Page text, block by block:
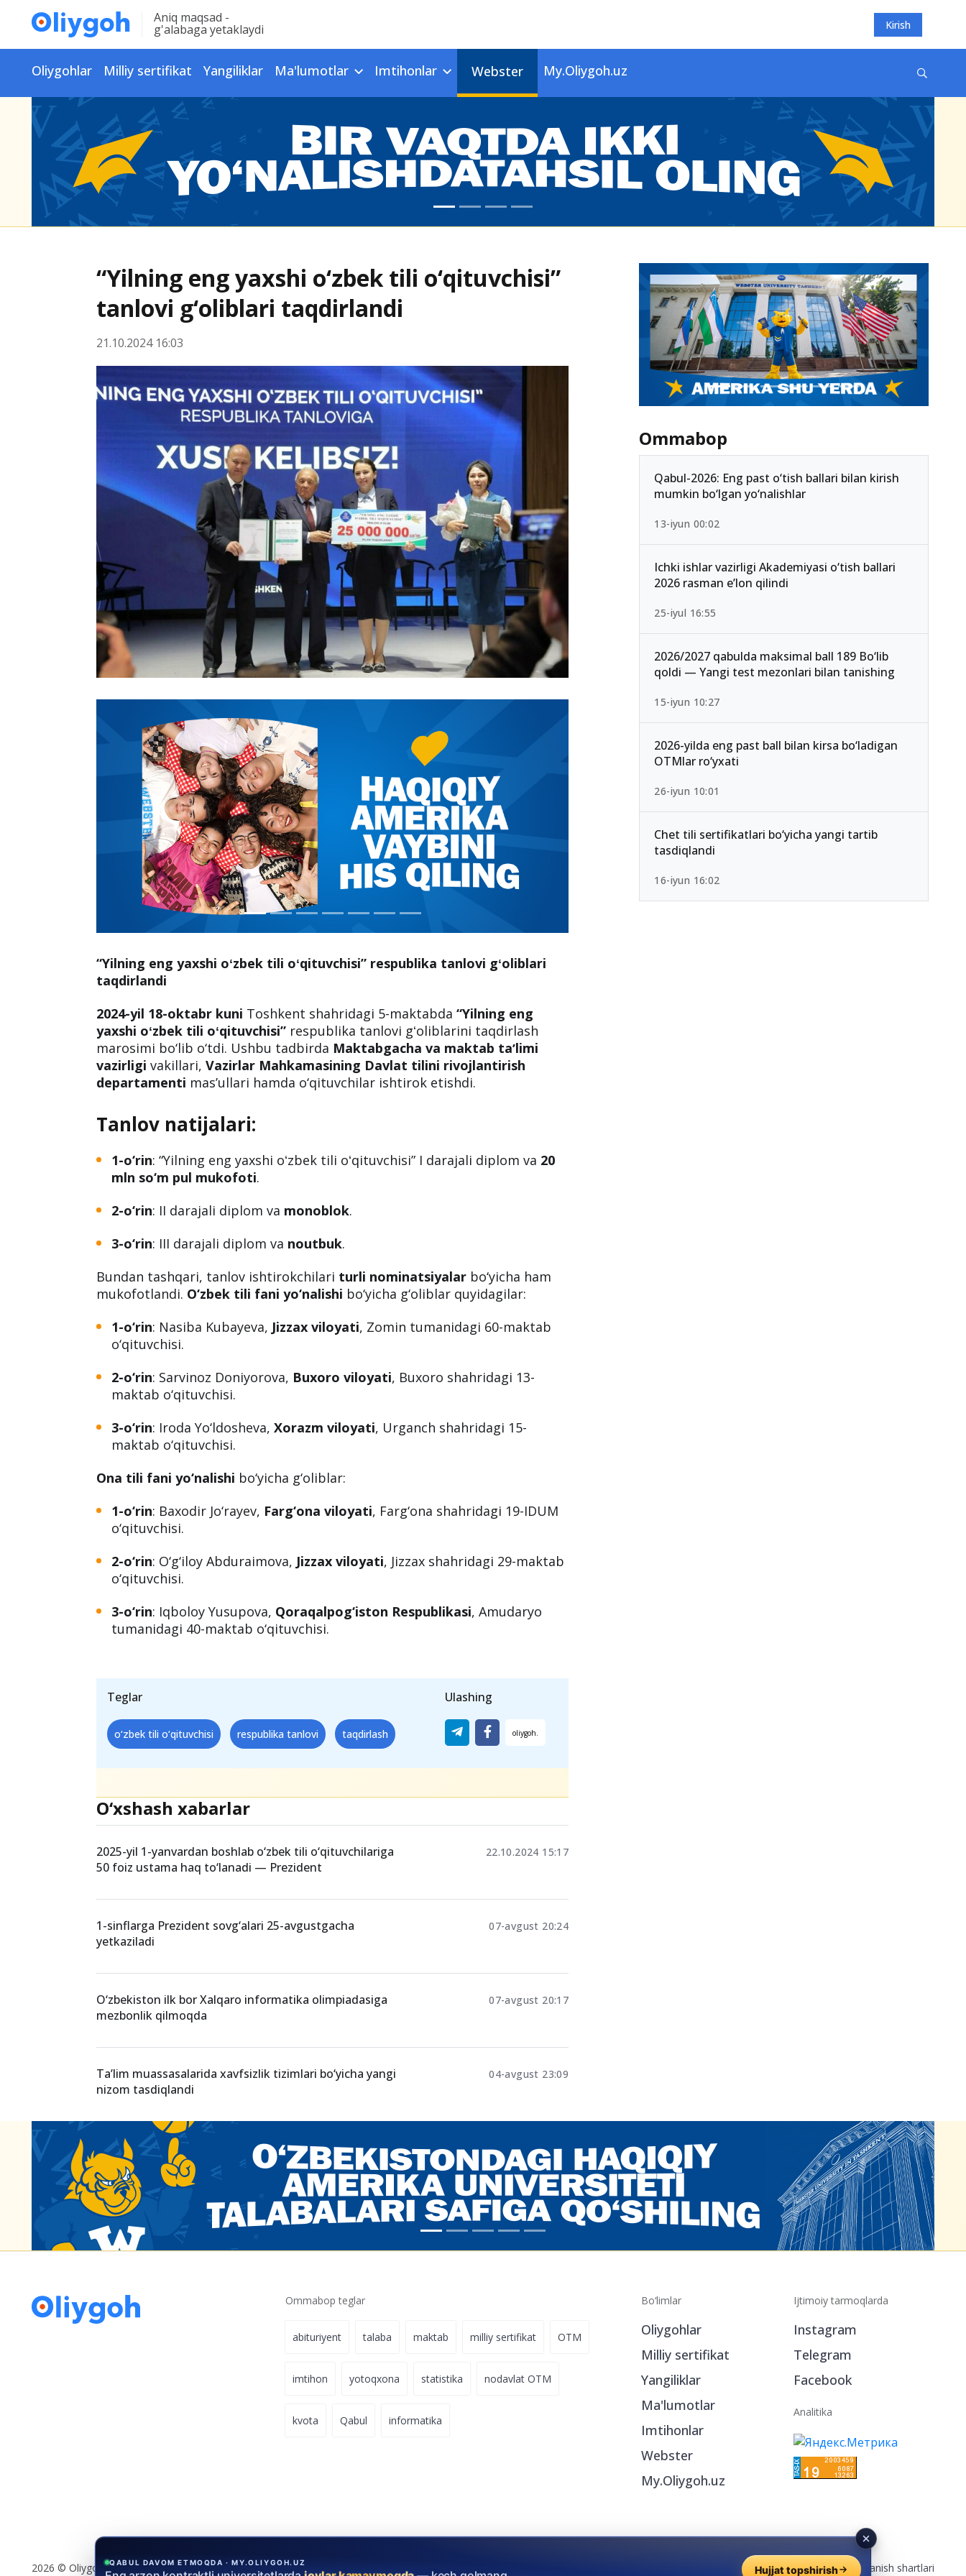
Aniq maqsad -
g'alabaga yetaklaydi Kirish
Oliygohlar Milliy sertifikat Yangiliklar Ma'lumotlar Imtihonlar Webster My.Oliygoh.uz
“Yilning eng yaxshi o‘zbek tili o‘qituvchisi”
tanlovi g‘oliblari taqdirlandi
21.10.2024 16:03
“Yilning eng yaxshi oʻzbek tili oʻqituvchisi” respublika tanlovi gʻoliblari
taqdirlandi
2024-yil 18-oktabr kuni Toshkent shahridagi 5-maktabda“Yilning eng
yaxshi oʻzbek tili oʻqituvchisi” respublika tanlovi gʻoliblarini taqdirlash
marosimi bo‘lib o‘tdi. Ushbu tadbirda Maktabgacha va maktab taʼlimi
vazirligi vakillari,Vazirlar Mahkamasining Davlat tilini rivojlantirish
departamenti masʼullari hamda o‘qituvchilar ishtirok etishdi.
Tanlov natijalari:
1-o‘rin: “Yilning eng yaxshi oʻzbek tili oʻqituvchisi” I darajali diplom va 20
mln so‘m pul mukofoti.
2-o‘rin: II darajali diplom va monoblok.
3-o‘rin: III darajali diplom va noutbuk.
Bundan tashqari, tanlov ishtirokchilari turli nominatsiyalar bo‘yicha ham
mukofotlandi. O‘zbek tili fani yo‘nalishi bo‘yicha g‘oliblar quyidagilar:
1-o‘rin: Nasiba Kubayeva, Jizzax viloyati, Zomin tumanidagi 60-maktab
o‘qituvchisi.
2-o‘rin: Sarvinoz Doniyorova, Buxoro viloyati, Buxoro shahridagi 13-
maktab o‘qituvchisi.
3-o‘rin: Iroda Yo‘ldosheva,Xorazm viloyati, Urganch shahridagi 15-
maktab o‘qituvchisi.
Ona tili fani yo‘nalishi bo‘yicha g‘oliblar:
1-o‘rin: Baxodir Jo‘rayev, Farg‘ona viloyati, Farg‘ona shahridagi 19-IDUM
o‘qituvchisi.
2-o‘rin: O‘g‘iloy Abduraimova, Jizzax viloyati, Jizzax shahridagi 29-maktab
o‘qituvchisi.
3-o‘rin: Iqboloy Yusupova, Qoraqalpog‘iston Respublikasi, Amudaryo
tumanidagi 40-maktab o‘qituvchisi.
Teglar
o‘zbek tili o‘qituvchisi respublika tanlovi taqdirlash
Ulashing
O‘xshash xabarlar
2025-yil 1-yanvardan boshlab o‘zbek tili o‘qituvchilariga
50 foiz ustama haq to‘lanadi — Prezident
22.10.2024 15:17
1-sinflarga Prezident sovg‘alari 25-avgustgacha
yetkaziladi
07-avgust 20:24
O‘zbekiston ilk bor Xalqaro informatika olimpiadasiga
mezbonlik qilmoqda
07-avgust 20:17
Ta’lim muassasalarida xavfsizlik tizimlari bo‘yicha yangi
nizom tasdiqlandi
04-avgust 23:09
Ommabop
Qabul-2026: Eng past o‘tish ballari bilan kirish
mumkin bo‘lgan yo‘nalishlar
13-iyun 00:02
Ichki ishlar vazirligi Akademiyasi o‘tish ballari
2026 rasman e’lon qilindi
25-iyul 16:55
2026/2027 qabulda maksimal ball 189 Bo‘lib
qoldi — Yangi test mezonlari bilan tanishing
15-iyun 10:27
2026-yilda eng past ball bilan kirsa bo‘ladigan
OTMlar ro‘yxati
26-iyun 10:01
Chet tili sertifikatlari bo‘yicha yangi tartib
tasdiqlandi
16-iyun 16:02
Ommabop teglar
abituriyent talaba maktab milliy sertifikat OTM
imtihon yotoqxona statistika nodavlat OTM
kvota Qabul informatika
Bo‘limlar
Oliygohlar
Milliy sertifikat
Yangiliklar
Ma'lumotlar
Imtihonlar
Webster
My.Oliygoh.uz
Ijtimoiy tarmoqlarda
Instagram
Telegram
Facebook
Analitika
2026 © Oliygoh.uz, Barcha huquqlar himoyalangan Reklama/Foydalanish shartlari
QABUL DAVOM ETMOQDA · MY.OLIYGOH.UZ
Hujjat topshirish